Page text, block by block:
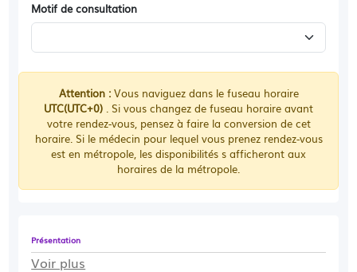
Présentation
Voir plus
Motif de consultation
Attention :Vous naviguez dans le fuseau horaire
UTC(UTC+0) . Si vous changez de fuseau horaire avant
votre rendez-vous, pensez à faire la conversion de cet
horaire. Si le médecin pour lequel vous prenez rendez-vous
est en métropole, les disponibilités s afficheront aux
horaires de la métropole.